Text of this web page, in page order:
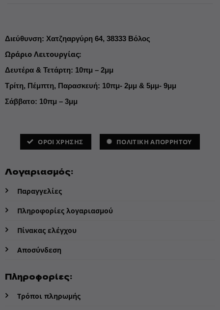
Διεύθυνση: Χατζηαργύρη 64, 38333 Βόλος
Ωράριο Λειτουργίας:
Δευτέρα & Τετάρτη: 10πμ – 2μμ
Τρίτη, Πέμπτη, Παρασκευή: 10πμ- 2μμ & 5μμ- 9μμ
Σάββατο: 10πμ – 3μμ
ΌΡΟΙ ΧΡΗΣΗΣ ΠΟΛΙΤΙΚΗ ΑΠΟΡΡΗΤΟΥ
Λογαριασμός:
Παραγγελίες
Πληροφορίες λογαριασμού
Πίνακας ελέγχου
Αποσύνδεση
Πληροφορίες:
Τρόποι πληρωμής